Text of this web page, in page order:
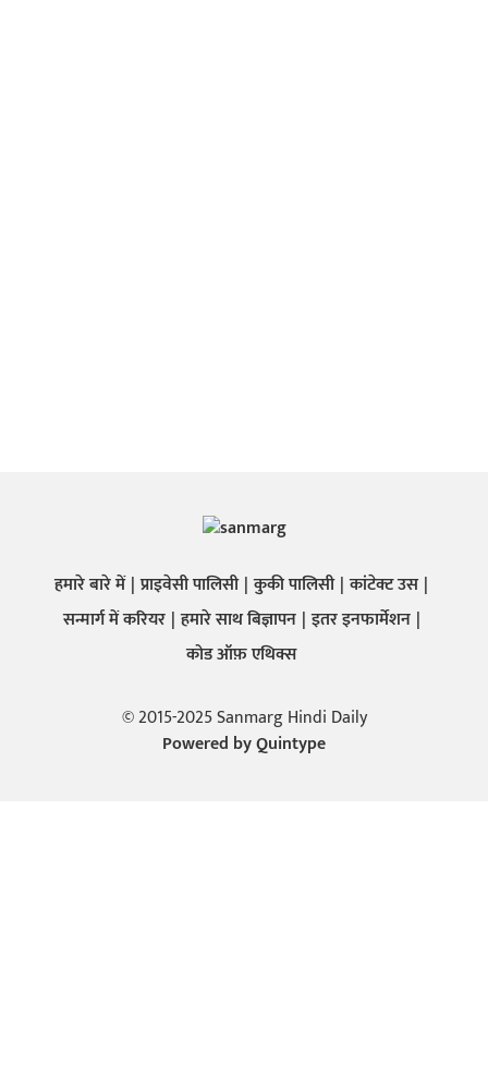
हमारे बारे में प्राइवेसी पालिसी कुकी पालिसी कांटेक्ट उस
सन्मार्ग में करियर हमारे साथ बिज्ञापन इतर इनफार्मेशन
कोड ऑफ़ एथिक्स
© 2015-2025 Sanmarg Hindi Daily
Powered byQuintype